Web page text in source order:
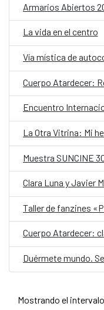
Armarios Abiertos
La vida en el centro
Cuerpo Atardecer:
Encuentro
La Otra Vitrina: Mi
Muestra SUNCINE
Clara Luna y Javier
Taller de fanzines
Cuerpo Atardecer:
Duérmete mundo.
Mostrando el